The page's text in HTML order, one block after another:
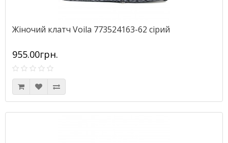
Жіночий клатч Voila 773524163-62 сірий
955.00грн.